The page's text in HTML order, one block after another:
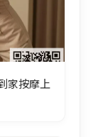
家按摩上